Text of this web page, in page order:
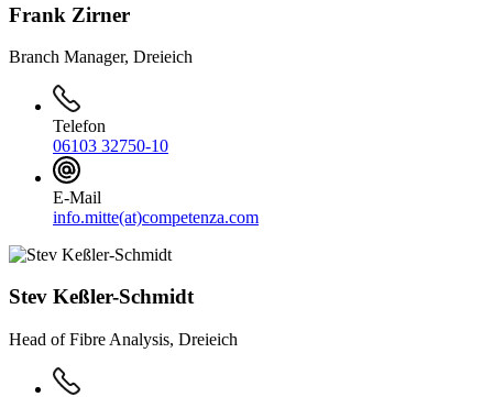
Frank Zirner
Branch Manager, Dreieich
Telefon
06103 32750-10
E-Mail
info.mitte(at)competenza.com
Stev Keßler-Schmidt
Head of Fibre Analysis, Dreieich